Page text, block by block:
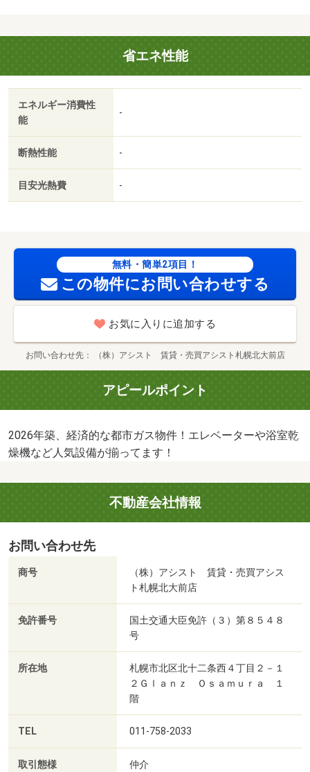
省エネ性能
エネルギー消費性
能
-
断熱性能 -
目安光熱費 -
無料・簡単2項目！
この物件にお問い合わせする
お気に入りに追加する
お問い合わせ先 （株）アシスト 賃貸・売買アシスト札幌北大前店
アピールポイント
2026年築、経済的な都市ガス物件！エレベーターや浴室乾
燥機など人気設備が揃ってます！
不動産会社情報
お問い合わせ先
商号
（株）アシスト 賃貸・売買アシス
ト札幌北大前店
免許番号
国土交通大臣免許（３）第８５４８
号
所在地
札幌市北区北十二条西４丁目２－１
２Ｇｌａｎｚ Ｏｓａｍｕｒａ １
階
TEL 011-758-2033
取引態様 仲介